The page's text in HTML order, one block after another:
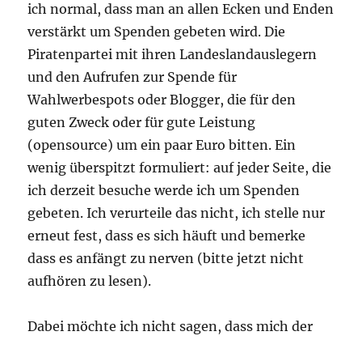
ich normal, dass man an allen Ecken und Enden
verstärkt um Spenden gebeten wird. Die
Piratenpartei mit ihren Landeslandauslegern
und den Aufrufen zur Spende für
Wahlwerbespots oder Blogger, die für den
guten Zweck oder für gute Leistung
(opensource) um ein paar Euro bitten. Ein
wenig überspitzt formuliert: auf jeder Seite, die
ich derzeit besuche werde ich um Spenden
gebeten. Ich verurteile das nicht, ich stelle nur
erneut fest, dass es sich häuft und bemerke
dass es anfängt zu nerven (bitte jetzt nicht
aufhören zu lesen).
Dabei möchte ich nicht sagen, dass mich der